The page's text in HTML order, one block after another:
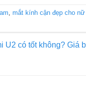
mắt kính cận đẹp cho
U2 có tốt không? Giá